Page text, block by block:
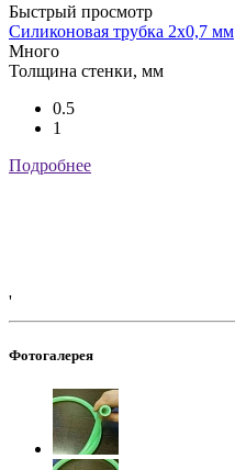
Быстрый просмотр
Силиконовая трубка 2х0,7 мм
Много
Толщина стенки, мм
0.5
1
Подробнее
'
Фотогалерея